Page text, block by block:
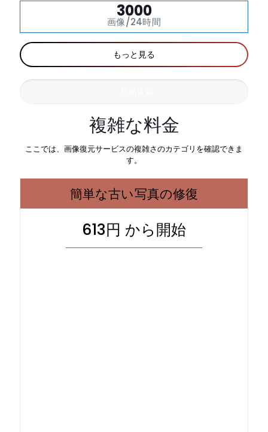
3000
画像/24時間
もっと見る
複雑な料金
ここでは、画像復元サービスの複雑さのカテゴリを確認できま
す。
簡単な古い写真の修復
613円 から開始